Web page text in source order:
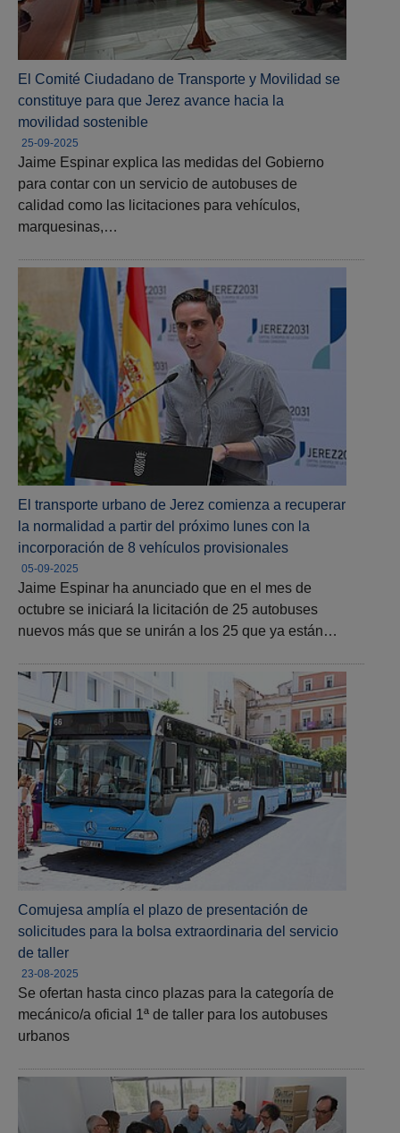
El Comité Ciudadano de Transporte y Movilidad se
constituye para que Jerez avance hacia la
movilidad sostenible
25-09-2025
Jaime Espinar explica las medidas del Gobierno
para contar con un servicio de autobuses de
calidad como las licitaciones para vehículos,
marquesinas,…
El transporte urbano de Jerez comienza a recuperar
la normalidad a partir del próximo lunes con la
incorporación de 8 vehículos provisionales
05-09-2025
Jaime Espinar ha anunciado que en el mes de
octubre se iniciará la licitación de 25 autobuses
nuevos más que se unirán a los 25 que ya están…
Comujesa amplía el plazo de presentación de
solicitudes para la bolsa extraordinaria del servicio
de taller
23-08-2025
Se ofertan hasta cinco plazas para la categoría de
mecánico/a oficial 1ª de taller para los autobuses
urbanos